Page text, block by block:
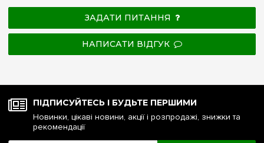
ЗАДАТИ ПИТАННЯ
НАПИСАТИ ВІДГУК
ПІДПИСУЙТЕСЬ І БУДЬТЕ ПЕРШИМИ
Новинки, цікаві новини, акції і розпродажі, знижки та
рекомендації